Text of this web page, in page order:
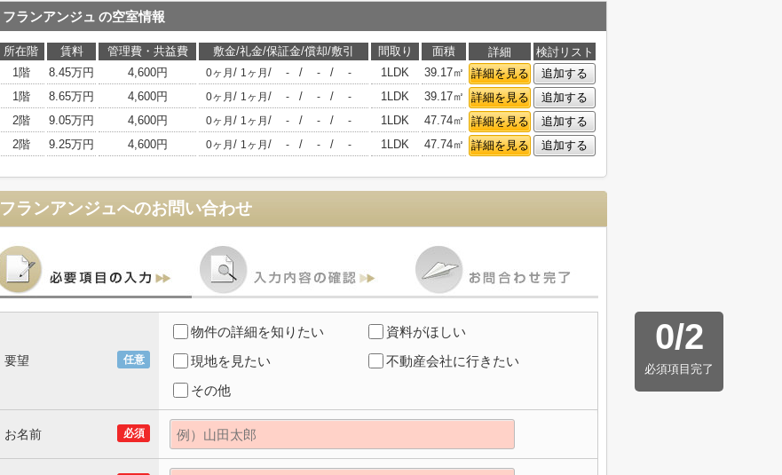
フランアンジュ の空室情報
所在階 賃料 管理費・共益費 敷金/礼金/保証金/償却/敷引 間取り 面積 詳細
検討リスト
1階
8.45万円 4,600円 0ヶ月 / 1ヶ月 / - / - / - 1LDK 39.17㎡ 詳細を見る
追加する
1階
8.65万円 4,600円 0ヶ月 / 1ヶ月 / - / - / - 1LDK 39.17㎡ 詳細を見る
追加する
2階
9.05万円 4,600円 0ヶ月 / 1ヶ月 / - / - / - 1LDK 47.74㎡ 詳細を見る
追加する
2階
9.25万円 4,600円 0ヶ月 / 1ヶ月 / - / - / - 1LDK 47.74㎡ 詳細を見る 追加する
フランアンジュへのお問い合わせ
0/2
必須項目完了
任意
要望
物件の詳細を知りたい
資料がほしい
現地を見たい
不動産会社に行きたい
その他
必須
お名前